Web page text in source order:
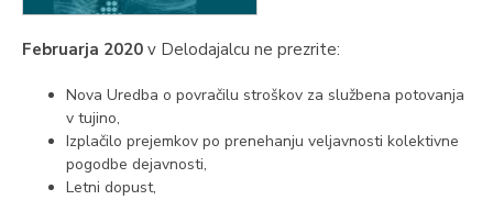
Februarja 2020 v Delodajalcu ne prezrite:
Nova Uredba o povračilu stroškov za službena potovanja
v tujino,
Izplačilo prejemkov po prenehanju veljavnosti kolektivne
pogodbe dejavnosti,
Letni dopust,